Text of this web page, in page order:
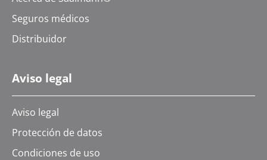
Seguros médicos
Distribuidor
Aviso legal
Aviso legal
Protección de datos
Condiciones de uso